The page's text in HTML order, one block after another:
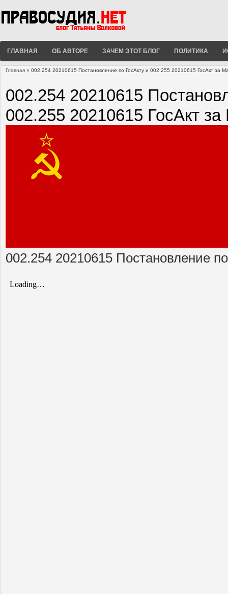
ГЛАВНАЯ ОБ АВТОРЕ ЗАЧЕМ ЭТОТ БЛОГ ПОЛИТИКА
Главная » 002.254 20210615 Постановление по ГосАкту и 002.255 20210615 ГосАкт за
002.254 20210615
002.255 20210615 ГосАкт
002.254 20210615 Постановление